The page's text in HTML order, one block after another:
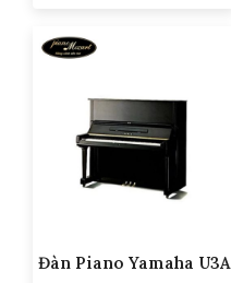
Đàn Piano Yamaha U3A